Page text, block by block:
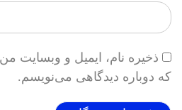
ذخیره نام، ایمیل و وبسایت
که دوباره دیدگاهی می‌نویسم.